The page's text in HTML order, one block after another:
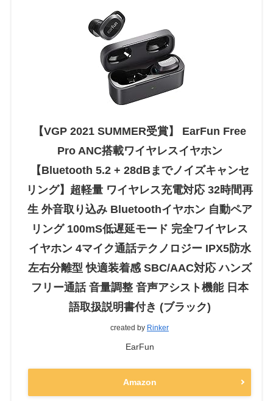
【VGP 2021 SUMMER受賞】 EarFun Free
Pro ANC搭載ワイヤレスイヤホン
【Bluetooth 5.2 + 28dBまでノイズキャンセ
リング】超軽量 ワイヤレス充電対応 32時間再
生 外音取り込み Bluetoothイヤホン 自動ペア
リング 100mS低遅延モード 完全ワイヤレス
イヤホン 4マイク通話テクノロジー IPX5防水
左右分離型 快適装着感 SBC/AAC対応 ハンズ
フリー通話 音量調整 音声アシスト機能 日本
語取扱説明書付き (ブラック)
created by Rinker
EarFun
Amazon